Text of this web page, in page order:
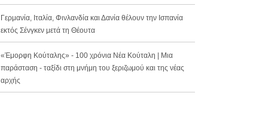
Γερμανία, Ιταλία, Φινλανδία και Δανία θέλουν την Ισπανία
εκτός Σένγκεν μετά τη Θέουτα
«Έμορφη Κούταλης» - 100 χρόνια Νέα Κούταλη | Μια
παράσταση - ταξίδι στη μνήμη του ξεριζωμού και της νέας
αρχής